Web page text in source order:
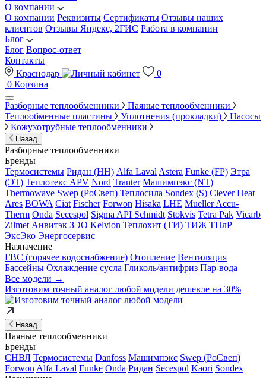
О компании
О компании Реквизиты Сертификаты Отзывы наших
клиентов Отзывы Яндекс, 2ГИС Работа в компании
Блог
Блог Вопрос-ответ
Контакты
Краснодар
0
0 Корзина
Разборные теплообменники
Паяные теплообменники
Теплообменные пластины
Уплотнения (прокладки)
Насосы
Кожухотрубные теплообменники
Назад
Разборные теплообменники
Бренды
Термосистемы Ридан (НН) Alfa Laval Astera Funke (FP) Этра
(ЭТ) Теплотекс APV Nord Tranter Машимпэкс (NT)
Thermowave Swep (РоСвеп) Теплосила Sondex (S) Clever Heat
Ares BOWA Ciat Fischer Forwon Hisaka LHE Mueller Accu-
Therm Onda Secespol Sigma API Schmidt Stokvis Tetra Pak Vicarb
Zilmet Анвитэк ЗЭО Kelvion Теплохит (ТИ) ТИЖ ТПлР
ЭксЭко Энергосервис
Назначение
ГВС (горячее водоснабжение) Отопление Вентиляция
Бассейны Охлаждение сусла Гликоль/антифриз Пар-вода
Все модели →
Изготовим точный аналог любой модели дешевле на 30%
Назад
Паяные теплообменники
Бренды
СНВЛ Термосистемы Danfoss Машимпэкс Swep (РоСвеп)
Forwon Alfa Laval Funke Onda Ридан Secespol Kaori Sondex